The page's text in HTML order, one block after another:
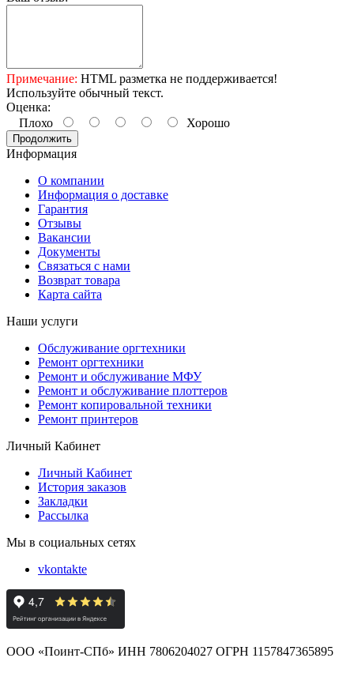
Примечание: HTML разметка не поддерживается!
Используйте обычный текст.
Оценка:
Плохо
Хорошо
Продолжить
Информация
О компании
Информация о доставке
Гарантия
Отзывы
Вакансии
Документы
Связаться с нами
Возврат товара
Карта сайта
Наши услуги
Обслуживание оргтехники
Ремонт оргтехники
Ремонт и обслуживание МФУ
Ремонт и обслуживание плоттеров
Ремонт копировальной техники
Ремонт принтеров
Личный Кабинет
Личный Кабинет
История заказов
Закладки
Рассылка
Мы в социальных сетях
vkontakte
ООО «Поинт-СПб» ИНН 7806204027 ОГРН 1157847365895